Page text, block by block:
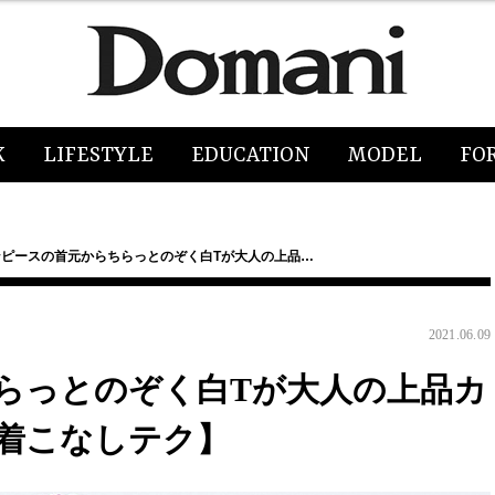
LIFESTYLE EDUCATION MODEL
ースの首元からちらっとのぞく白Tが大人の上品…
2021.06.09
っとのぞく白Tが大人の上品カ
こなしテク】